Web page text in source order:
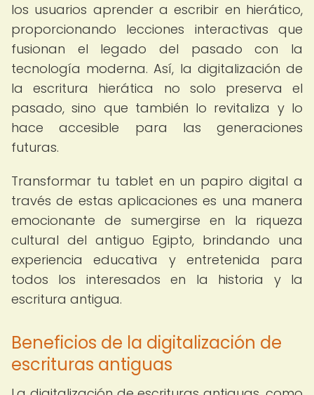
los usuarios aprender a escribir en hierático,
proporcionando lecciones interactivas que
fusionan el legado del pasado con la
tecnología moderna. Así, la digitalización de
la escritura hierática no solo preserva el
pasado, sino que también lo revitaliza y lo
hace accesible para las generaciones
futuras.
Transformar tu tablet en un papiro digital a
través de estas aplicaciones es una manera
emocionante de sumergirse en la riqueza
cultural del antiguo Egipto, brindando una
experiencia educativa y entretenida para
todos los interesados en la historia y la
escritura antigua.
Beneficios de la digitalización de
escrituras antiguas